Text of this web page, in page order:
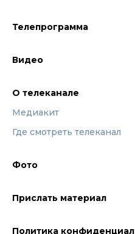
Телепрограмма
Видео
О телеканале
Медиакит
Где смотреть телеканал
Фото
Прислать материал
Политика